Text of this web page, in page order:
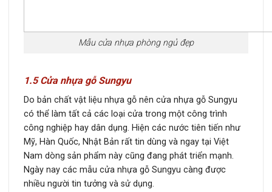
Mẫu cửa nhựa phòng ngủ đẹp
1.5 Cửa nhựa gỗ Sungyu
Do bản chất vật liệu nhựa gỗ nên cửa nhựa gỗ Sungyu
có thể làm tất cả các loại cửa trong một công trình
công nghiệp hay dân dụng. Hiện các nước tiên tiến như
Mỹ, Hàn Quốc, Nhật Bản rất tin dùng và ngay tại Việt
Nam dòng sản phẩm này cũng đang phát triển mạnh.
Ngày nay các mẫu cửa nhựa gỗ Sungyu càng được
nhiều người tin tưởng và sử dụng.